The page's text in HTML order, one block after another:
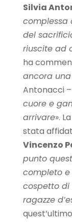
Silvia
complessa
del
riuscite ad
ha
ancora
Antonacci –
cuore e
arrivare».
stata
Vincenzo
punto
completo
cospetto
ragazze